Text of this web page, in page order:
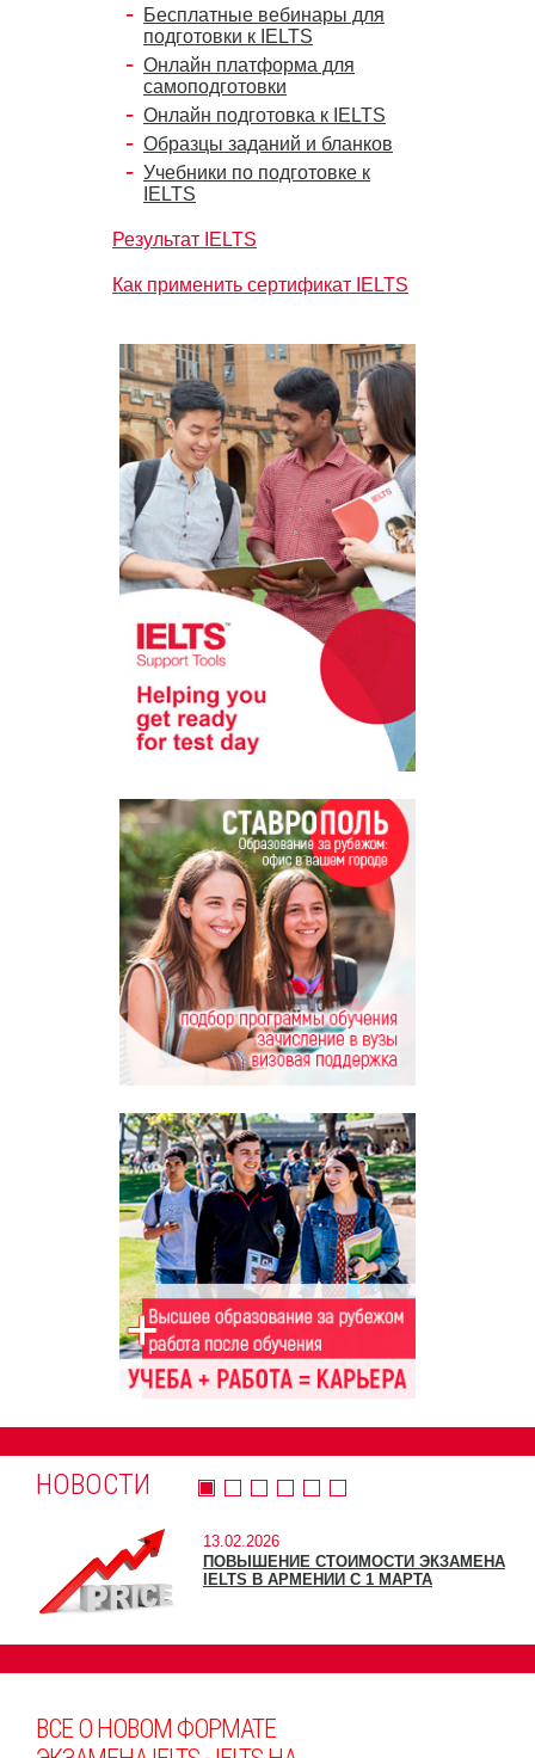
Бесплатные вебинары для
подготовки к IELTS
Онлайн платформа для
самоподготовки
Онлайн подготовка к IELTS
Образцы заданий и бланков
Учебники по подготовке к
IELTS
Результат IELTS
Как применить сертификат IELTS
НОВОСТИ
13.02.2026
ПОВЫШЕНИЕ СТОИМОСТИ ЭКЗАМЕНА
IELTS В АРМЕНИИ С 1 МАРТА
ВСЕ О НОВОМ ФОРМАТЕ